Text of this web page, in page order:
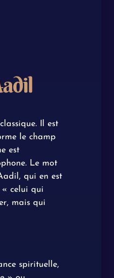
Il est
le champ
est
Le mot
qui en est
celui qui
mais qui
spirituelle,